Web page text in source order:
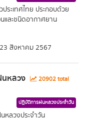
ะเทศไทย ประกอบด้วย
และชนิดอากาศยาน
23 สิงหาคม 2567
หลวง
20902 total
ปฏิบัติการฝนหลวงประจำวัน
ลวงประจำวัน